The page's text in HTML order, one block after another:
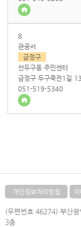
8
관공서
금정구
선두구동 주민센터
금정구 두구죽전1길 13
051-519-5340
개인정보처리방침
(우편번호 46274) 부산
3층